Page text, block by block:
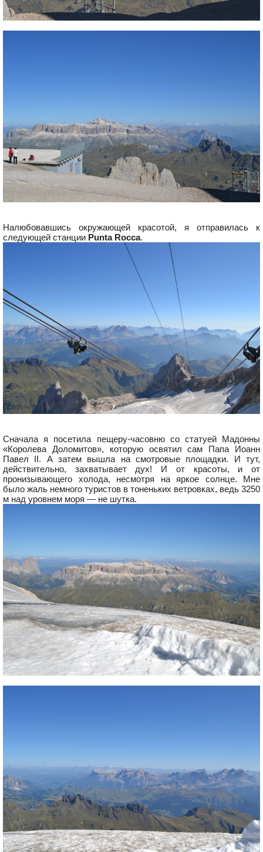
Налюбовавшись окружающей красотой, я отправилась к
следующей станции Punta Rocca.
Сначала я посетила пещеру-часовню со статуей Мадонны
«Королева Доломитов», которую освятил сам Папа Иоанн
Павел II. А затем вышла на смотровые площадки. И тут,
действительно, захватывает дух! И от красоты, и от
пронизывающего холода, несмотря на яркое солнце. Мне
было жаль немного туристов в тоненьких ветровках, ведь 3250
м над уровнем моря — не шутка.